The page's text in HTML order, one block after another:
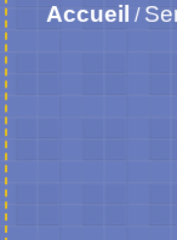
Accueil /